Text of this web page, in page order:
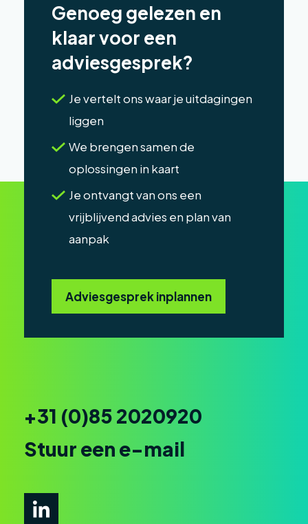
Genoeg gelezen en
klaar voor een
adviesgesprek?
Je vertelt ons waar je uitdagingen
liggen
We brengen samen de
oplossingen in kaart
Je ontvangt van ons een
vrijblijvend advies en plan van
aanpak
Adviesgesprek inplannen
+31 (0)85 2020920
Stuur een e-mail